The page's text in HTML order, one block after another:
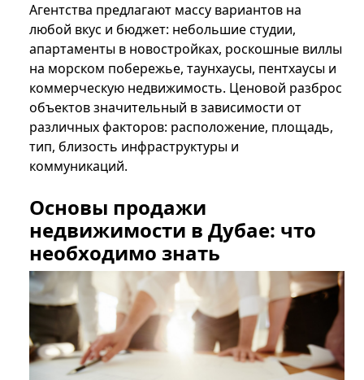
Агентства предлагают массу вариантов на
любой вкус и бюджет: небольшие студии,
апартаменты в новостройках, роскошные виллы
на морском побережье, таунхаусы, пентхаусы и
коммерческую недвижимость. Ценовой разброс
объектов значительный в зависимости от
различных факторов: расположение, площадь,
тип, близость инфраструктуры и
коммуникаций.
Основы продажи
недвижимости в Дубае: что
необходимо знать